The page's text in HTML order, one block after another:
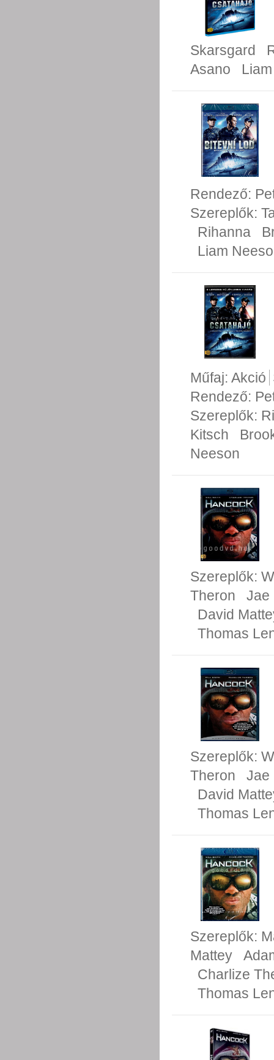
Skarsgard
Asano
Rendező:
Szereplők:
Rihanna
Liam
Műfaj: Akció
Rendező:
Szereplők:
Kitsch
Neeson
Szereplők:
Theron
Jae
David
Thomas
Szereplők:
Theron
Jae
David
Thomas
Szereplők:
Mattey
Charlize
Thomas